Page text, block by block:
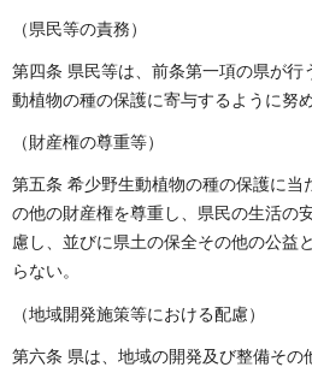
（県民等の責務）
第四条 県民等は、前条第一項の県が行
動植物の種の保護に寄与するように努
（財産権の尊重等）
第五条 希少野生動植物の種の保護に当
の他の財産権を尊重し、県民の生活の
慮し、並びに県土の保全その他の公益
らない。
（地域開発施策等における配慮）
第六条 県は、地域の開発及び整備その